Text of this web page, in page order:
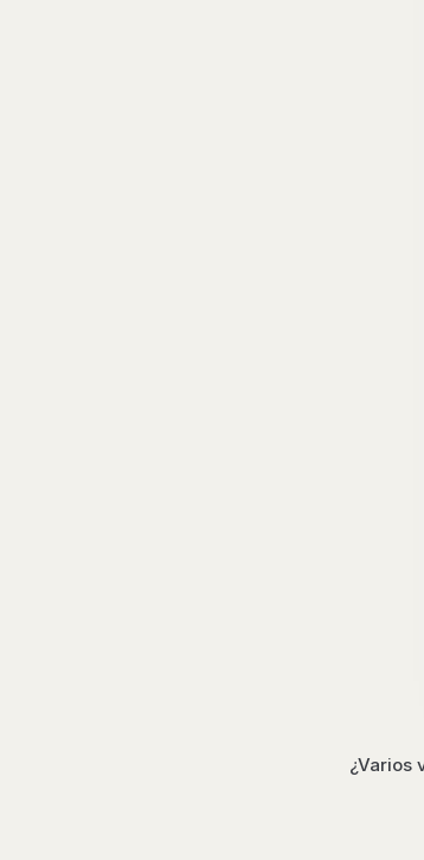
¿Varios